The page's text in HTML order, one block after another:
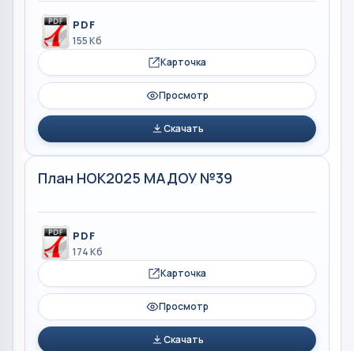
PDF
155 Кб
Карточка
Просмотр
Скачать
План НОК2025 МАДОУ №39
PDF
174 Кб
Карточка
Просмотр
Скачать